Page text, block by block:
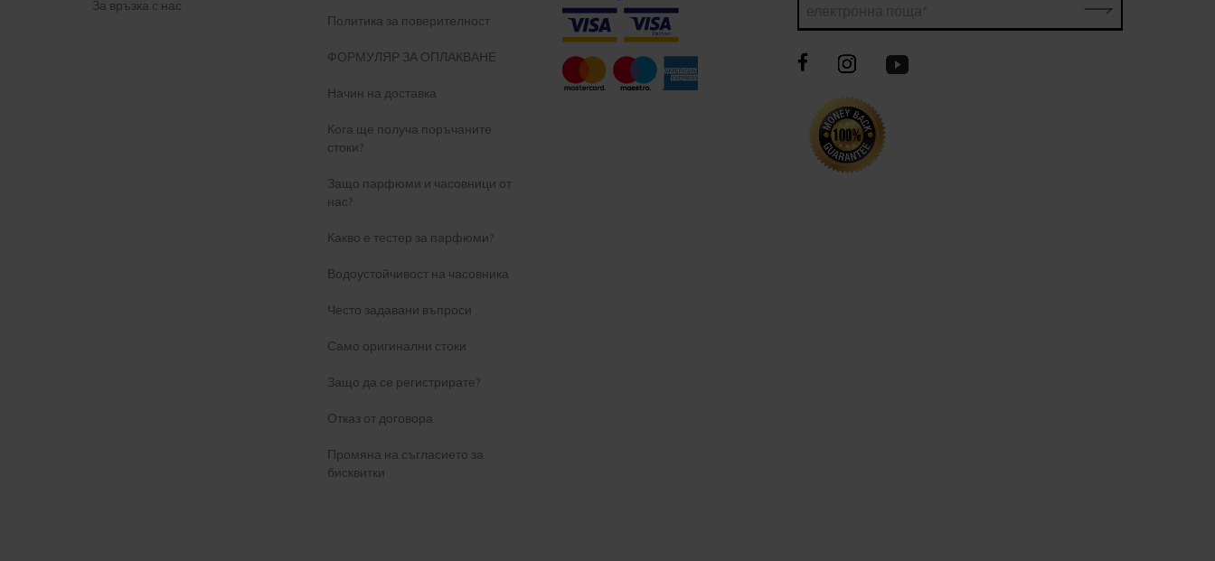
За връзка с нас
Политика за поверителност
ФОРМУЛЯР ЗА ОПЛАКВАНЕ
Начин на доставка
Кога ще получа поръчаните
стоки?
Защо парфюми и часовници от
нас?
Какво е тестер за парфюми?
Водоустойчивост на часовника
Често задавани въпроси
Само оригинални стоки
Защо да се регистрирате?
Отказ от договора
Промяна на съгласието за
бисквитки